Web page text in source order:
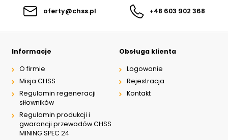
2820 obr/min - 400V -
0,55kW
kW
0,75kW
0,55kW
2850 obr/min - 400V -
1400 obr/min - 400V -
oferty@chss.pl +48 603 902 368
Informacje
O firmie
Misja CHSS
Regulamin regeneracji
siłowników
Regulamin produkcji i
gwarancji przewodów CHSS
MINING SPEC 24
Obsługa klienta
Logowanie
Rejestracja
Kontakt